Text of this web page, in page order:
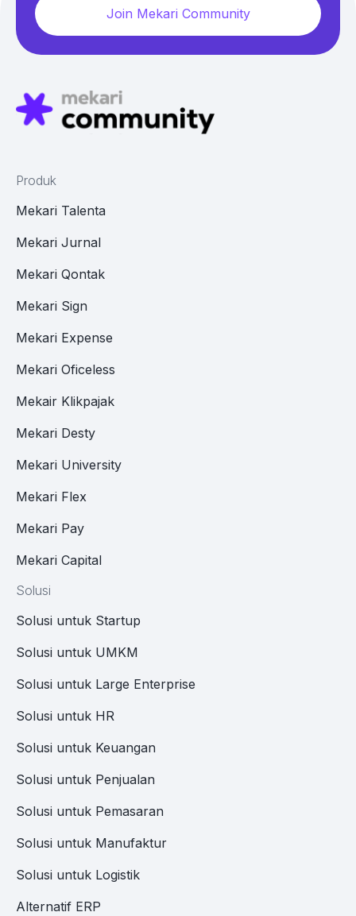
Join Mekari Community
Produk
Mekari Talenta
Mekari Jurnal
Mekari Qontak
Mekari Sign
Mekari Expense
Mekari Oficeless
Mekair Klikpajak
Mekari Desty
Mekari University
Mekari Flex
Mekari Pay
Mekari Capital
Solusi
Solusi untuk Startup
Solusi untuk UMKM
Solusi untuk Large Enterprise
Solusi untuk HR
Solusi untuk Keuangan
Solusi untuk Penjualan
Solusi untuk Pemasaran
Solusi untuk Manufaktur
Solusi untuk Logistik
Alternatif ERP